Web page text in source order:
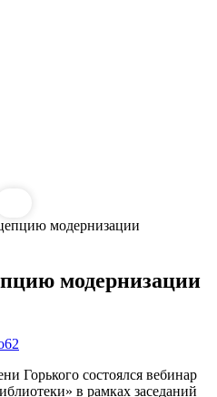
модернизации
модернизации
Горького состоялся вебинар
в рамках заседаний